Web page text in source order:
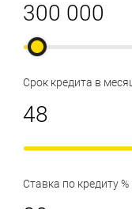
Срок кредита в
Ставка по кредиту